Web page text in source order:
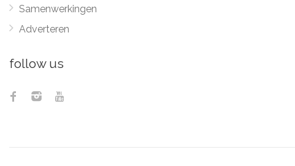
Samenwerkingen
Adverteren
follow us